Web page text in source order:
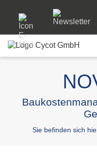
Sie befinden sich